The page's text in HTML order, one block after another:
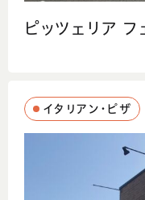
ピッツェリア フ
イタリアン・ピザ